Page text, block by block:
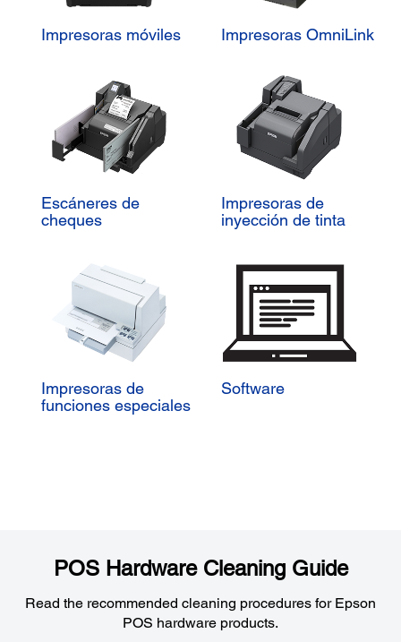
Impresoras móviles Impresoras OmniLink
Escáneres de
cheques
Impresoras de
inyección de tinta
Impresoras de
funciones especiales
Software
POS Hardware Cleaning Guide
Read the recommended cleaning procedures for Epson
POS hardware products.